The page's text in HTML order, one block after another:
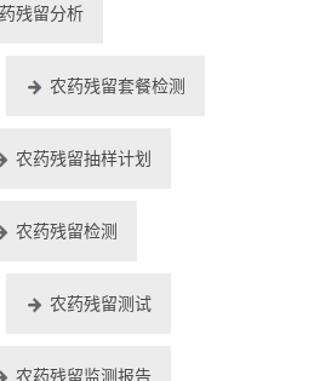
残留分析
农药残留套餐检测
农药残留抽样计划
农药残留检测
农药残留测试
农药残留监测报告